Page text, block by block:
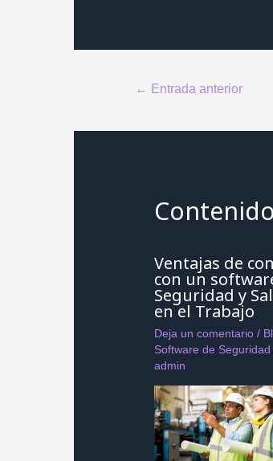
Navegación
← Entrada anterior
Ventajas de
con un
Seguridad y
en el Trabajo
Deja un comentario /
Software de Seguridad
admin